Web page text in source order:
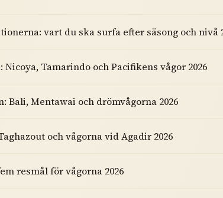
vart du ska surfa efter säsong och nivå
Nicoya, Tamarindo och Pacifikens vågor 2026
Bali, Mentawai och drömvågorna 2026
och vågorna vid Agadir 2026
resmål för vågorna 2026